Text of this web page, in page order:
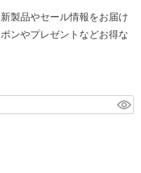
製品やセール情報をお届け
ンやプレゼントなどお得な